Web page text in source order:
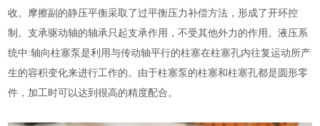
收。摩擦副的静压平衡采取了过平衡压力补偿方法，形成了开环控
制。支承驱动轴的轴承只起支承作用，不受其他外力的作用。液压系
统中:轴向柱塞泵是利用与传动轴平行的柱塞在柱塞孔内往复运动所产
生的容积变化来进行工作的。由于柱塞泵的柱塞和柱塞孔都是圆形零
件，加工时可以达到很高的精度配合。